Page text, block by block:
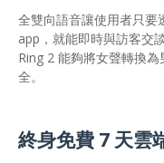
全雙向語音讓使用者只
app，就能即時與訪客交
Ring 2 能夠將女聲轉換
全。
終身免費 7 天雲